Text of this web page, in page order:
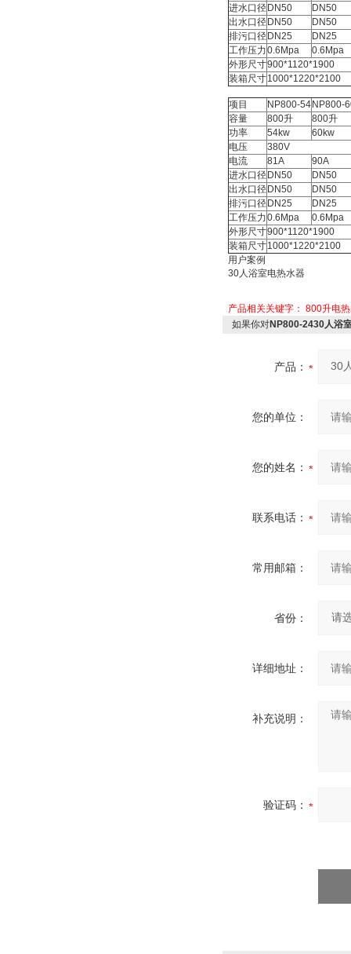
进水口径 DN50
DN50
出水口径 DN50
DN50
排污口径 DN25
DN25
工作压力0.6Mpa
0.6Mpa
外形尺寸900*1120*1900
装箱尺寸1000*1220*2100
项目 NP800-54 NP800-
容量
800升
800升
功率
54kw
60kw
电压
380V
电流
81A
90A
进水口径 DN50
DN50
出水口径 DN50
DN50
排污口径 DN25
DN25
工作压力0.6Mpa
0.6Mpa
外形尺寸900*1120*1900
装箱尺寸1000*1220*2100
用户案例
30人浴室电热水器
产品相关关键字： 800升电
如果你对NP800-2430人浴
产品：
您的单位：
您的姓名：
联系电话：
常用邮箱：
省份：
详细地址：
补充说明：
验证码：